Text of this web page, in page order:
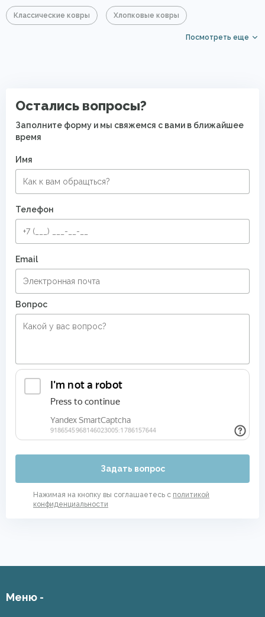
Классические ковры Хлопковые ковры
Посмотреть еще
Остались вопросы?
Заполните форму и мы свяжемся с вами в ближайшее
время
Имя
Телефон
Email
Вопрос
Задать вопрос
Нажимая на кнопку вы соглашаетесь с политикой
конфиденциальности
Меню -